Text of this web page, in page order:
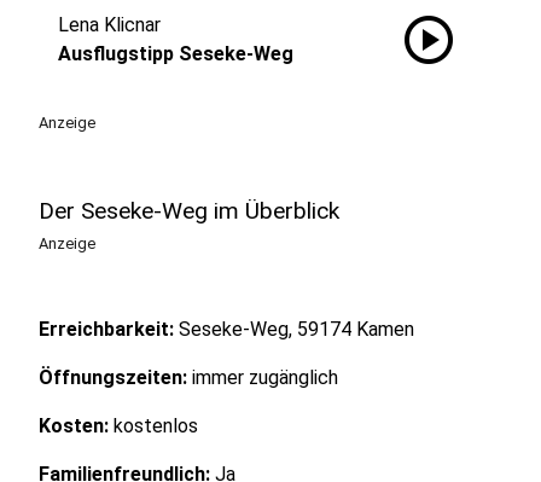
Lena Klicnar
Ausflugstipp Seseke-Weg
play_circle
Anzeige
Der Seseke-Weg im Überblick
Anzeige
Erreichbarkeit: Seseke-Weg, 59174 Kamen
Öffnungszeiten: immer zugänglich
Kosten: kostenlos
Familienfreundlich: Ja